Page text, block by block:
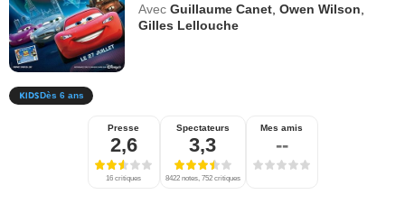
Avec Guillaume Canet ,Owen Wilson
Gilles Lellouche
Dès 6 ans
Presse
2,6
16 critiques
Spectateurs
3,3
8422 notes, 752 critiques
Mes amis
--